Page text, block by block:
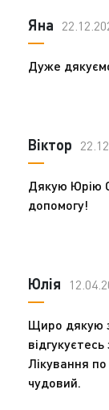
Яна
Дуже
Віктор
Дякую Юрію
допомогу!
Юлія
Щиро дякую
Лікування
чудовий.